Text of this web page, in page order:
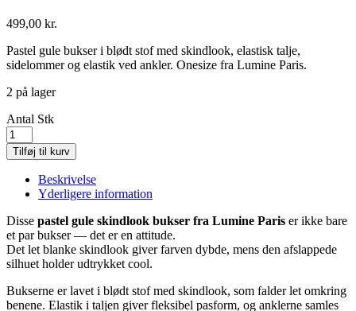
499,00 kr.
Pastel gule bukser i blødt stof med skindlook, elastisk talje,
sidelommer og elastik ved ankler. Onesize fra Lumine Paris.
2 på lager
Antal Stk
Tilføj til kurv
Beskrivelse
Yderligere information
Disse pastel gule skindlook bukser fra Lumine Paris er ikke bare
et par bukser — det er en attitude.
Det let blanke skindlook giver farven dybde, mens den afslappede
silhuet holder udtrykket cool.
Bukserne er lavet i blødt stof med skindlook, som falder let omkring
benene. Elastik i taljen giver fleksibel pasform, og anklerne samles